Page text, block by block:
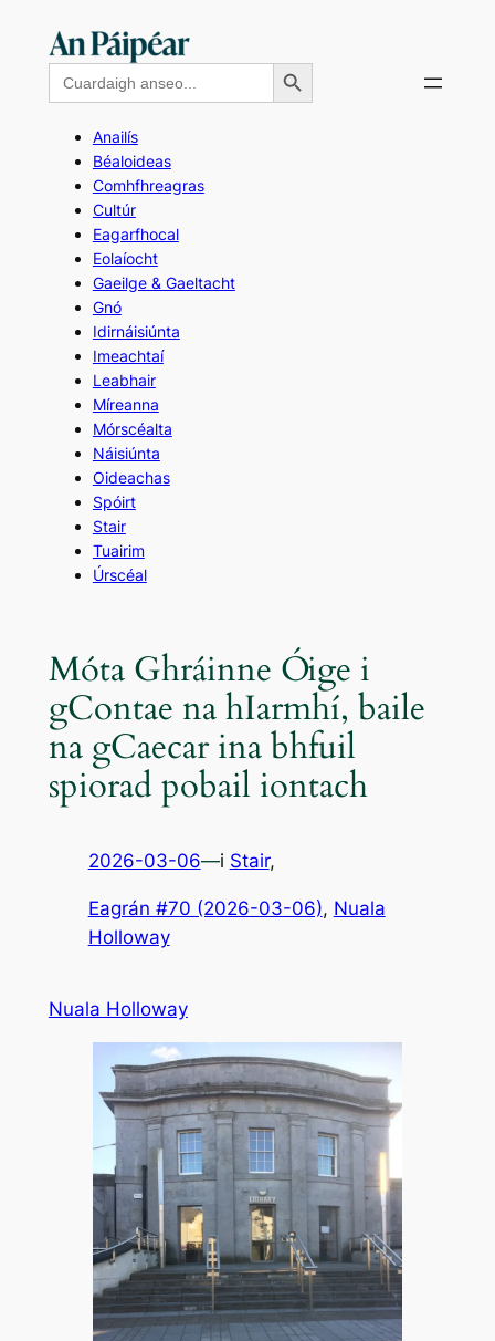
contentSearch
for:
Search Button
Anailís
Béaloideas
Comhfhreagras
Cultúr
Eagarfhocal
Eolaíocht
Gaeilge & Gaeltacht
Gnó
Idirnáisiúnta
Imeachtaí
Leabhair
Míreanna
Mórscéalta
Náisiúnta
Oideachas
Spóirt
Stair
Tuairim
Úrscéal
Móta Ghráinne Óige i
gContae na hIarmhí, baile
na gCaecar ina bhfuil
spiorad pobail iontach
2026-03-06—i Stair,
Eagrán #70 (2026-03-06), Nuala
Holloway
Nuala Holloway